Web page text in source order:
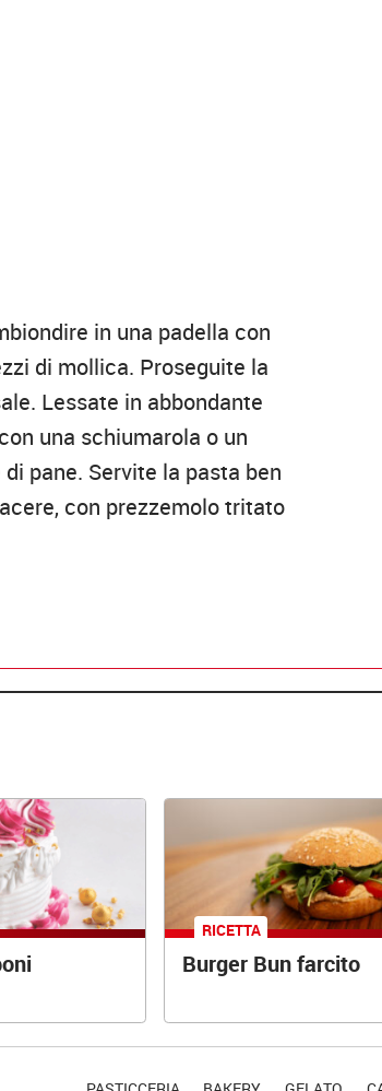
in una padella con
di mollica. Proseguite la
Lessate in abbondante
una schiumarola o un
pane. Servite la pasta ben
con prezzemolo tritato
RICETTA
Burger Bun farcito